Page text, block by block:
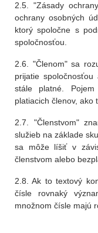
2.5. "Zásady
ochrany osobných
ktorý spoločne s
spoločnosťou.
2.6. "Členom" sa
prijatie
stále platné.
platiacich členov, ako
2.7. "Členstvom"
služieb na základe
sa môže líšiť v
členstvom alebo
2.8. Ak to textový
čísle rovnaký
množnom čísle majú